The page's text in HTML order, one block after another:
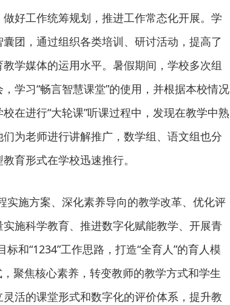
好工作统筹规划，推进工作常态化开展。学
团，通过组织各类培训、研讨活动，提高了
学媒体的运用水平。暑假期间，学校多次组
学习“畅言智慧课堂”的使用，并根据本校情况
在进行“大轮课”听课过程中，发现在教学中熟
为老师进行讲解推广，数学组、语文组也分
育形式在学校迅速推行。
实施方案、深化素养导向的教学改革、优化评
施科学教育、推进数字化赋能教学、开展青
和“1234”工作思路，打造“全育人”的育人模
聚焦核心素养，转变教师的教学方式和学生
活的课堂形式和数字化的评价体系，提升教